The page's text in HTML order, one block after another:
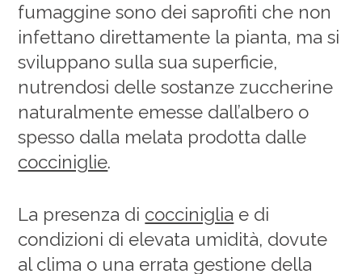
fumaggine sono dei saprofiti che non
infettano direttamente la pianta, ma si
sviluppano sulla sua superficie,
nutrendosi delle sostanze zuccherine
naturalmente emesse dall’albero o
spesso dalla melata prodotta dalle
cocciniglie.
La presenza di cocciniglia e di
condizioni di elevata umidità, dovute
al clima o una errata gestione della